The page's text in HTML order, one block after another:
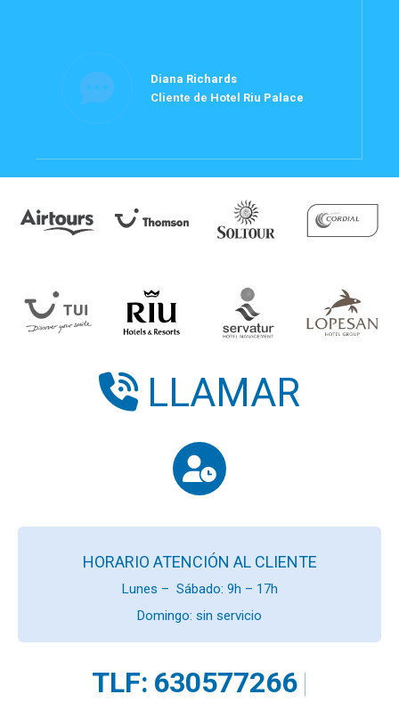
Diana Richards
Cliente de Hotel Riu Palace
LLAMAR
HORARIO ATENCIÓN AL CLIENTE
Lunes – Sábado: 9h – 17h
Domingo: sin servicio
TLF:630577|